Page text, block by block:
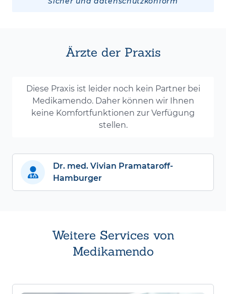
Ärzte der Praxis
Diese Praxis ist leider noch kein Partner bei
Medikamendo. Daher können wir Ihnen
keine Komfortfunktionen zur Verfügung
stellen.
Dr. med. Vivian Pramataroff-
Hamburger
Weitere Services von
Medikamendo